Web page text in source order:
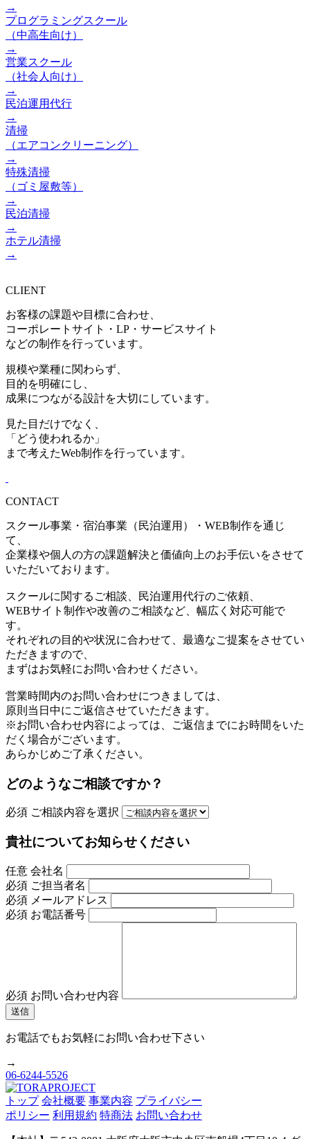
→
プログラミングスクール
（中高生向け）
→
営業スクール
（社会人向け）
→
民泊運用代行
→
清掃
（エアコンクリーニング）
→
特殊清掃
（ゴミ屋敷等）
→
民泊清掃
→
ホテル清掃
→
CLIENT
お客様の課題や目標に合わせ、
コーポレートサイト・LP・サービスサイト
などの制作を行っています。
規模や業種に関わらず、
目的を明確にし、
成果につながる設計を大切にしています。
見た目だけでなく、
「どう使われるか」
まで考えたWeb制作を行っています。
CONTACT
スクール事業・宿泊事業（民泊運用）・WEB制作を通じ
て、
企業様や個人の方の課題解決と価値向上のお手伝いをさせて
いただいております。
スクールに関するご相談、民泊運用代行のご依頼、
WEBサイト制作や改善のご相談など、幅広く対応可能で
す。
それぞれの目的や状況に合わせて、最適なご提案をさせてい
ただきますので、
まずはお気軽にお問い合わせください。
営業時間内のお問い合わせにつきましては、
原則当日中にご返信させていただきます。
※お問い合わせ内容によっては、ご返信までにお時間をいた
だく場合がございます。
あらかじめご了承ください。
どのようなご相談ですか？
必須 ご相談内容を選択
貴社についてお知らせください
任意 会社名
必須 ご担当者名
必須 メールアドレス
必須 お電話番号
必須 お問い合わせ内容
お電話でもお気軽にお問い合わせ下さい
→
06-6244-5526
トップ 会社概要 事業内容 プライバシー
ポリシー 利用規約 特商法 お問い合わせ